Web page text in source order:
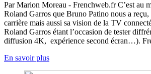
Par Marion Moreau - Frenchweb.fr C’est au
Roland Garros que Bruno Patino nous a reçu,
carrière mais aussi sa vision de la TV
Roland Garros étant l’occasion de tester
diffusion 4K, expérience second écran…).
En savoir plus